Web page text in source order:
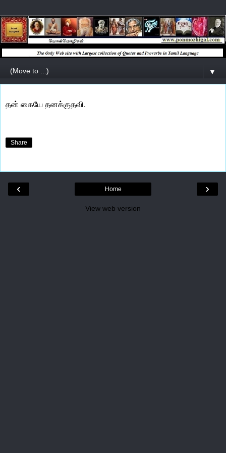
▼
தன் கையே தனக்குதவி.
Share
‹ ›
Home
View web version